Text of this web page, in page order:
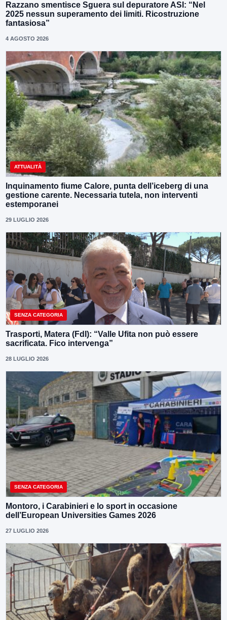
Razzano smentisce Sguera sul depuratore ASI: “Nel
2025 nessun superamento dei limiti. Ricostruzione
fantasiosa”
4 AGOSTO 2026
ATTUALITÀ
Inquinamento fiume Calore, punta dell’iceberg di una
gestione carente. Necessaria tutela, non interventi
estemporanei
29 LUGLIO 2026
SENZA CATEGORIA
Trasporti, Matera (FdI): “Valle Ufita non può essere
sacrificata. Fico intervenga”
28 LUGLIO 2026
SENZA CATEGORIA
Montoro, i Carabinieri e lo sport in occasione
dell’European Universities Games 2026
27 LUGLIO 2026